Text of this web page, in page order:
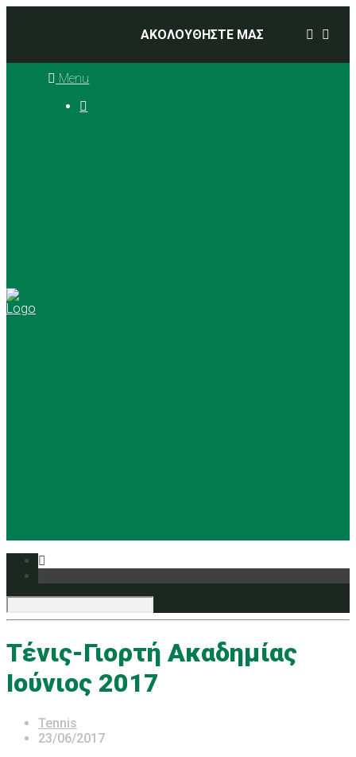
ΑΚΟΛΟΥΘΗΣΤΕ ΜΑΣ
Menu

Tένις-Γιορτή Ακαδημίας
Ιούνιος 2017
Tennis
23/06/2017